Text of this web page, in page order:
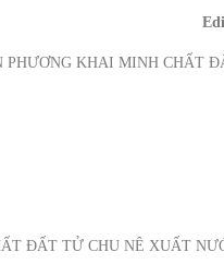
PHƯƠNG KHAI MINH CHẤT
ĐẤT TỬ CHU NÊ XUẤT